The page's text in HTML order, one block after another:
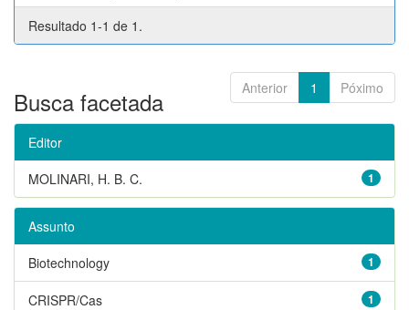
Resultado 1-1 de 1.
Anterior 1 Póximo
Busca facetada
Editor
1
MOLINARI, H. B. C.
Assunto
1
Biotechnology
1
CRISPR/Cas